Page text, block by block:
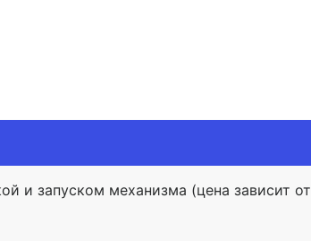
и запуском механизма (цена зависит от